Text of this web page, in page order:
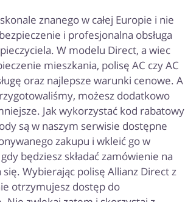
znanego w całej Europie i nie
i profesjonalna obsługa
W modelu Direct, a wiec
mieszkania, polisę AC czy AC
oraz najlepsze warunki cenowe. A
możesz dodatkowo
Jak wykorzystać kod rabatowy
są w naszym serwisie dostępne
zakupu i wkleić go w
będziesz składać zamówienie na
Wybierając polisę Allianz Direct z
otrzymujesz dostęp do